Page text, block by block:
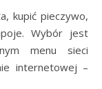
kupić pieczywo,
Wybór jest
menu sieci
internetowej –